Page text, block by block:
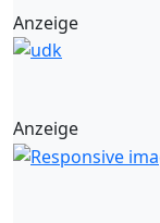
Anzeige
Anzeige